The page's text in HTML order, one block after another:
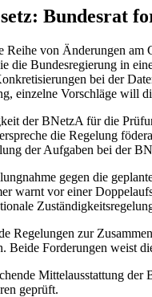
Bundesrat
von Änderungen am
die Bundesregierung in
bei der
einzelne Vorschläge will
der BNetzA für die
die Regelung
der Aufgaben bei der
gegen die
warnt vor einer
Regelungen zur
Beide Forderungen weist
Mittelausstattung
geprüft.